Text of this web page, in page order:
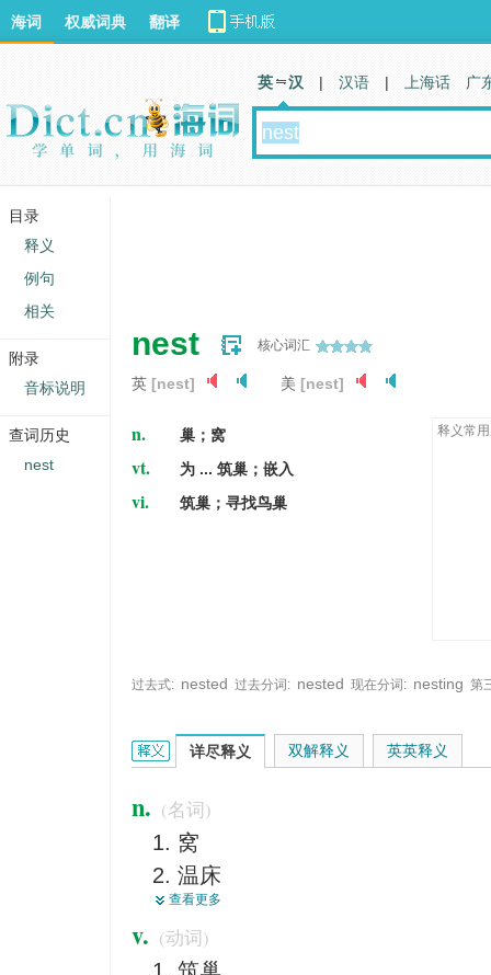
nest 核心词汇
英 [nest] 美 [nest]
n. 巢；窝
vt. 为 ... 筑巢；嵌入
vi. 筑巢；寻找鸟巢
释义常
过去式: nested 过去分词: nested 现在分词: nesting 第
nest的英文翻译是什么意思，词典释义与在线翻译：
详尽释义
n. (名词)
窝
温床
巢
一套物件
查看更多
v. (动词)
双解释义 英英释义
海词 权威词典 翻译
英 汉 | 汉语 | 上海话 广
目录
释义
例句
相关
附录
音标说明
查词历史
nest